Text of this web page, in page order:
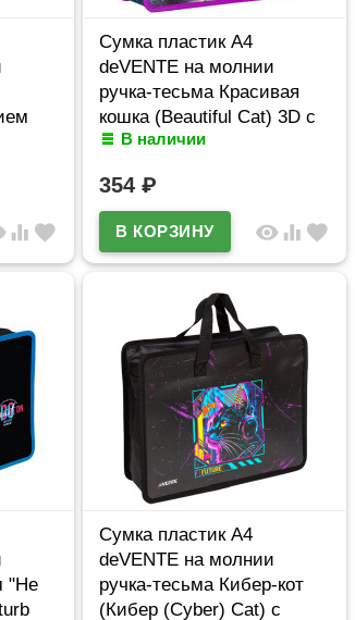
equalizer favorite
Сумка пластик А4
deVENTE на молнии
ручка-тесьма Красивая
кошка (Beautiful Cat) 3D с
расширением арт.8057553
В наличии
354₽
visibility equalizer favorite
"Не
Сумка пластик А4
deVENTE на молнии
ручка-тесьма Кибер-кот
(Кибер (Cyber) Cat) с